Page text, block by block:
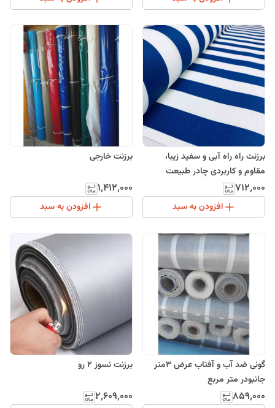
برزنت راه راه آبی و سفید زیبا،
مقاوم و کاربردی چادر طبیعت
مترمربع
۷۱۲٬۰۰۰
افزودن به سبد
برزنت خارجی
۱٬۴۱۲٬۰۰۰
افزودن به سبد
گونی ضد آب و آفتاب عرض 3متر
جانبودر متر مربع
۸۵۹٬۰۰۰
برزنت نسوز 2 رو
۲٬۶۰۹٬۰۰۰